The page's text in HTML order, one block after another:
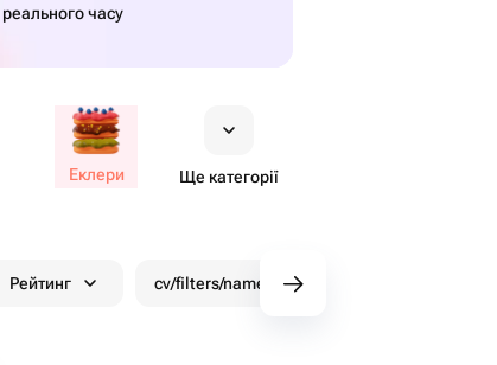
реального часу
Еклери Ще категорії
Рейтинг cv/filters/name_fast_delivery